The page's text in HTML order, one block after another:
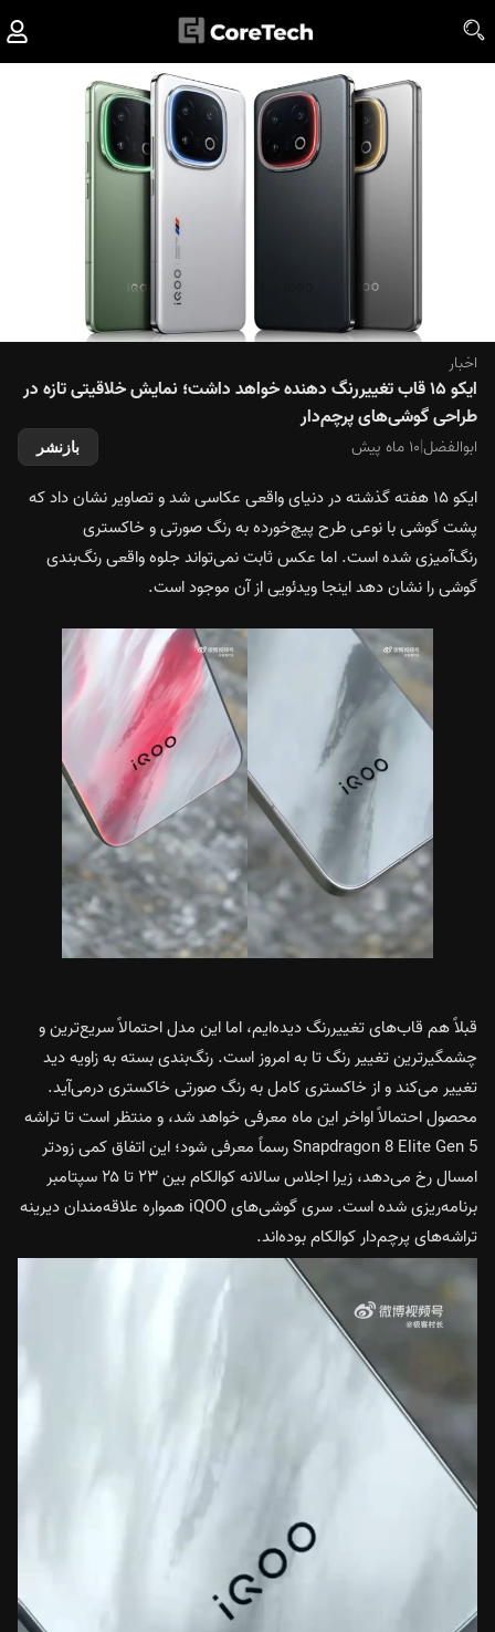
اخبار
ایکو ۱۵ قاب تغییررنگ دهنده خواهد داشت؛ نمایش خلاقیتی تازه در
طراحی گوشی‌های پرچم‌دار
ابوالفضل|۱۰ ماه پیش بازنشر
ایکو ۱۵ هفته گذشته در دنیای واقعی عکاسی شد و تصاویر نشان داد که
پشت گوشی با نوعی طرح پیچ‌خورده به رنگ صورتی و خاکستری
رنگ‌آمیزی شده است. اما عکس ثابت نمی‌تواند جلوه واقعی رنگ‌بندی
گوشی را نشان دهد اینجا ویدئویی از آن موجود است.
قبلاً هم قاب‌های تغییررنگ دیده‌ایم، اما این مدل احتمالاً سریع‌ترین و
چشمگیرترین تغییر رنگ تا به امروز است. رنگ‌بندی بسته به زاویه دید
تغییر می‌کند و از خاکستری کامل به رنگ صورتی خاکستری درمی‌آید.
محصول احتمالاً اواخر این ماه معرفی خواهد شد، و منتظر است تا تراشه
Snapdragon 8 Elite Gen 5 رسماً معرفی شود؛ این اتفاق کمی زودتر
امسال رخ می‌دهد، زیرا اجلاس سالانه کوالکام بین ۲۳ تا ۲۵ سپتامبر
برنامه‌ریزی شده است. سری گوشی‌های iQOO همواره علاقه‌مندان دیرینه
تراشه‌های پرچم‌دار کوالکام بوده‌اند.